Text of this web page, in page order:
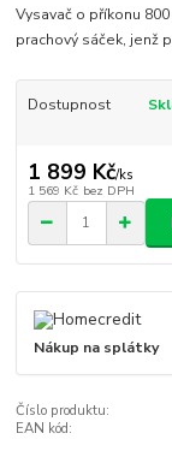
Vysavač o příkonu
prachový sáček, jenž
Dostupnost
1 899 Kč/ks
1 569 Kč bez DPH
Nákup na splátky
Číslo produktu:
EAN kód: